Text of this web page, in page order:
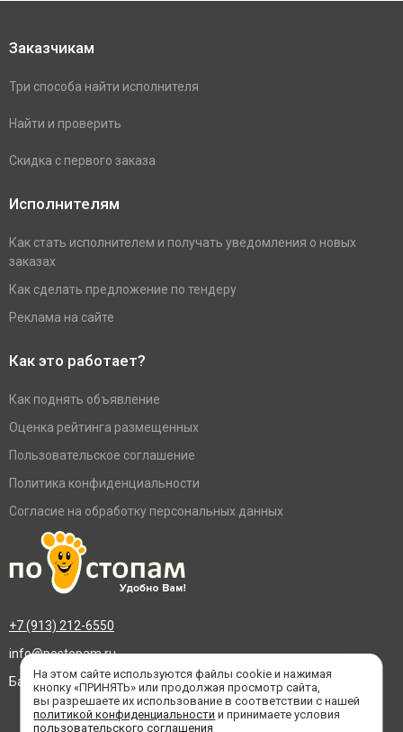
Заказчикам
Три способа найти исполнителя
Найти и проверить
Скидка с первого заказа
Исполнителям
Как стать исполнителем и получать уведомления о новых
заказах
Как сделать предложение по тендеру
Реклама на сайте
Как это работает?
Как поднять объявление
Оценка рейтинга размещенных
Пользовательское соглашение
Политика конфиденциальности
Согласие на обработку персональных данных
+7 (913) 212-6550
info@postopam.ru
Барнаул, пр. Социалистический 109, оф.455
На этом сайте используются файлы cookie и нажимая
кнопку «ПРИНЯТЬ» или продолжая просмотр сайта,
вы разрешаете их использование в соответствии с нашей
политикой конфиденциальности и принимаете условия
пользовательского соглашения